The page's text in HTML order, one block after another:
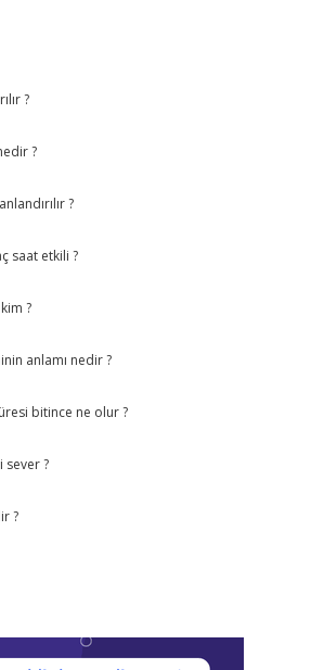
?
?
?
saat etkili ?
?
anlamı nedir ?
bitince ne olur ?
sever ?
?